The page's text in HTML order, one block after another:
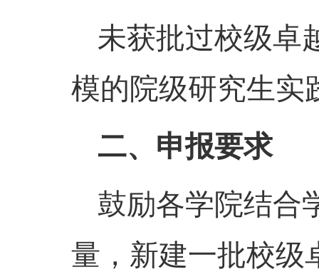
未获批过校级卓
模的院级研究生实
二、申报要求
鼓励各学院结合
量，新建一批校级